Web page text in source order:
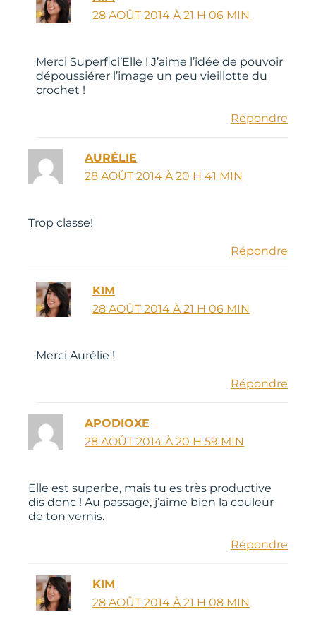
28 AOÛT 2014 À 21 H 06 MIN
Merci Superfici’Elle ! J’aime l’idée de pouvoir
dépoussiérer l’image un peu vieillotte du
crochet !
Répondre
AURÉLIE
28 AOÛT 2014 À 20 H 41 MIN
Trop classe!
Répondre
KIM
28 AOÛT 2014 À 21 H 06 MIN
Merci Aurélie !
Répondre
APODIOXE
28 AOÛT 2014 À 20 H 59 MIN
Elle est superbe, mais tu es très productive
dis donc ! Au passage, j’aime bien la couleur
de ton vernis.
Répondre
KIM
28 AOÛT 2014 À 21 H 08 MIN